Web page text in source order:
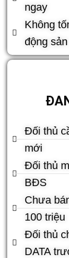
ngay
Không
động sản
Đối thủ
mới
Đối thủ
BĐS
Chưa
100 triệu
Đối thủ
DATA